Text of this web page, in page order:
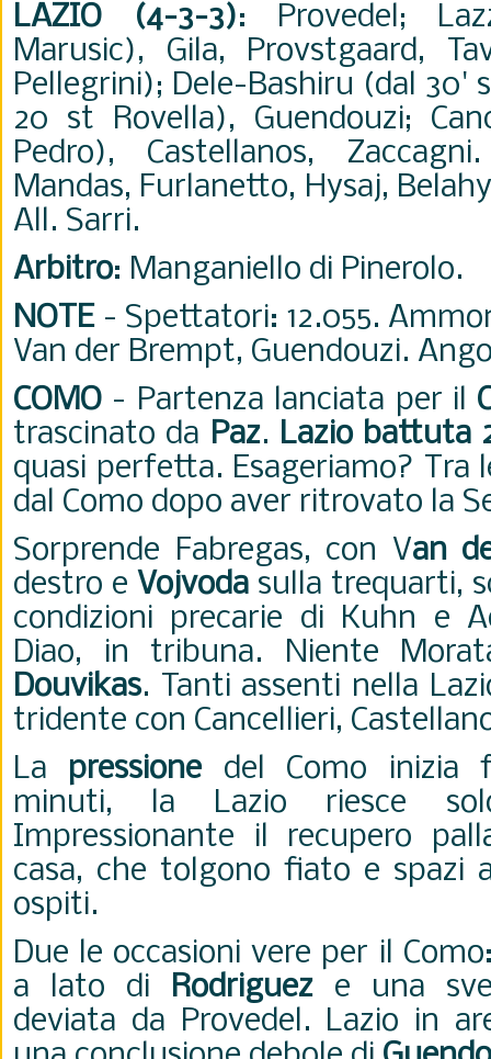
LAZIO (4-3-3): Provedel;
Marusic), Gila, Provstgaard,
Pellegrini); Dele-Bashiru (dal 30'
20 st Rovella), Guendouzi;
Pedro), Castellanos,
Mandas, Furlanetto, Hysaj,
All. Sarri.
Arbitro: Manganiello di Pinerolo.
NOTE - Spettatori: 12.055.
Van der Brempt, Guendouzi.
COMO - Partenza lanciata per il
trascinato da Paz. Lazio battuta
quasi perfetta. Esageriamo? Tra
dal Como dopo aver ritrovato la
Sorprende Fabregas, con Van
destro e Vojvoda sulla trequarti,
condizioni precarie di Kuhn e
Diao, in tribuna. Niente
Douvikas. Tanti assenti nella
tridente con Cancellieri,
La pressionedel Como inizia
minuti, la Lazio riesce
Impressionante il recupero
casa, che tolgono fiato e spazi
ospiti.
Due le occasioni vere per il
a lato di Rodriguez e una
deviata da Provedel. Lazio in